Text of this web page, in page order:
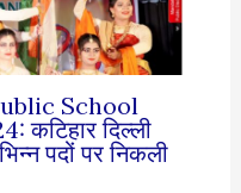
School
दिल्ली
पदों पर निकली